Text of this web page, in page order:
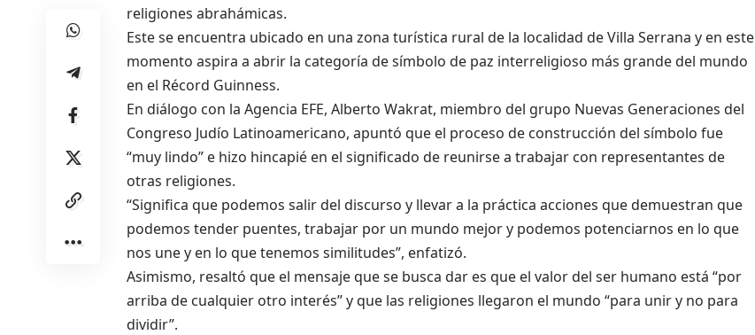
religiones abrahámicas.
Este se encuentra ubicado en una zona turística rural de la localidad de Villa Serrana y en este
momento aspira a abrir la categoría de símbolo de paz interreligioso más grande del mundo
en el Récord Guinness.
En diálogo con la Agencia EFE, Alberto Wakrat, miembro del grupo Nuevas Generaciones del
Congreso Judío Latinoamericano, apuntó que el proceso de construcción del símbolo fue
“muy lindo” e hizo hincapié en el significado de reunirse a trabajar con representantes de
otras religiones.
“Significa que podemos salir del discurso y llevar a la práctica acciones que demuestran que
podemos tender puentes, trabajar por un mundo mejor y podemos potenciarnos en lo que
nos une y en lo que tenemos similitudes”, enfatizó.
Asimismo, resaltó que el mensaje que se busca dar es que el valor del ser humano está “por
arriba de cualquier otro interés” y que las religiones llegaron el mundo “para unir y no para
dividir”.